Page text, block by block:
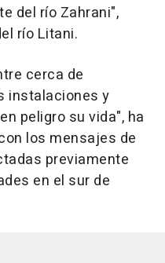
del río Zahrani",
río Litani.
cerca de
instalaciones y
peligro su vida", ha
los mensajes de
previamente
en el sur de